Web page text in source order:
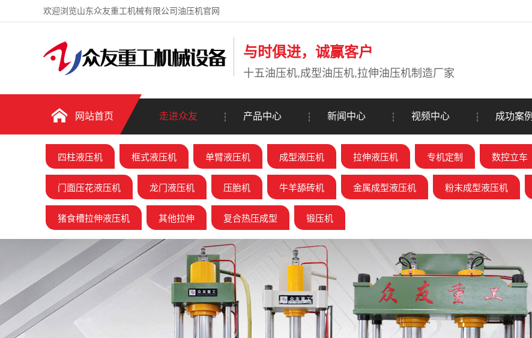
欢迎浏览山东众友重工机械有限公司油压机官网
与时俱进，诚赢客户
十五油压机,成型油压机,拉伸油压机制造厂家
网站首页 走进众友 产品中心 新闻中心 视频中心 成功案例
四柱液压机 框式液压机 单臂液压机 成型液压机 拉伸液压机 专机定制 数控立车
门面压花液压机 龙门液压机 压胎机 牛羊舔砖机 金属成型液压机 粉末成型液压机
猪食槽拉伸液压机 其他拉伸 复合热压成型 锻压机